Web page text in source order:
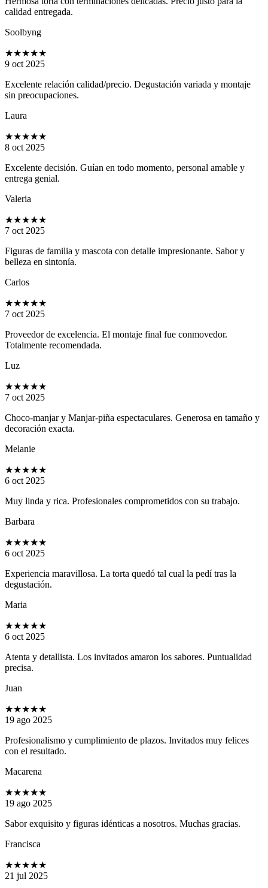
calidad entregada.
Soolbyng
★★★★★
9 oct 2025
Excelente relación calidad/precio. Degustación variada y montaje
sin preocupaciones.
Laura
★★★★★
8 oct 2025
Excelente decisión. Guían en todo momento, personal amable y
entrega genial.
Valeria
★★★★★
7 oct 2025
Figuras de familia y mascota con detalle impresionante. Sabor y
belleza en sintonía.
Carlos
★★★★★
7 oct 2025
Proveedor de excelencia. El montaje final fue conmovedor.
Totalmente recomendada.
Luz
★★★★★
7 oct 2025
Choco-manjar y Manjar-piña espectaculares. Generosa en tamaño y
decoración exacta.
Melanie
★★★★★
6 oct 2025
Muy linda y rica. Profesionales comprometidos con su trabajo.
Barbara
★★★★★
6 oct 2025
Experiencia maravillosa. La torta quedó tal cual la pedí tras la
degustación.
Maria
★★★★★
6 oct 2025
Atenta y detallista. Los invitados amaron los sabores. Puntualidad
precisa.
Juan
★★★★★
19 ago 2025
Profesionalismo y cumplimiento de plazos. Invitados muy felices
con el resultado.
Macarena
★★★★★
19 ago 2025
Sabor exquisito y figuras idénticas a nosotros. Muchas gracias.
Francisca
★★★★★
21 jul 2025